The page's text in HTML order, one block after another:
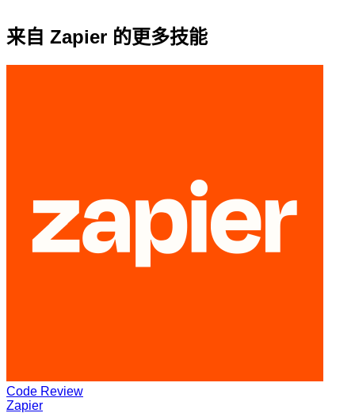
来自 Zapier 的更多技能
Code Review
Zapier